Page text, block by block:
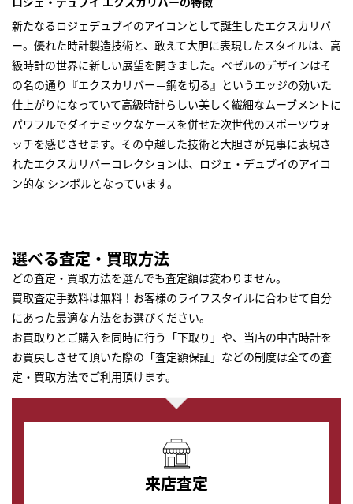
新たなるロジェデュブイのアイコンとして誕生したエクスカリバ
ー。優れた時計製造技術と、敢えて大胆に表現したスタイルは、高
級時計の世界に新しい展望を開きました。ベゼルのデザインはそ
の名の通り『エクスカリバー＝鋼を切る』というエッジの効いた
仕上がりになっていて高級時計らしい美しく繊細なムーブメントに
パワフルでダイナミックなケースを併せた次世代のスポーツウォ
ッチを感じさせます。その卓越した技術と大胆さが見事に表現さ
れたエクスカリバーコレクションは、ロジェ・デュブイのアイコ
ン的な シンボルとなっています。
選べる査定・買取方法
どの査定・買取方法を選んでも査定額は変わりません。
買取査定手数料は無料！お客様のライフスタイルに合わせて自分
にあった最適な方法をお選びください。
お買取りとご購入を同時に行う「下取り」や、当店の中古時計を
お買戻しさせて頂いた際の「査定額保証」などの制度は全ての査
定・買取方法でご利用頂けます。
来店査定